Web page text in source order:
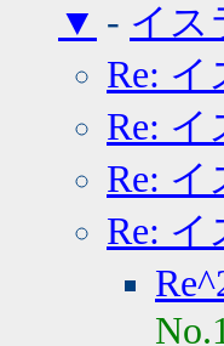
▼ - イス
Re:
Re:
Re:
Re: